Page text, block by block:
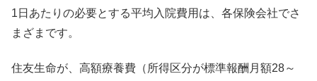
1日あたりの必要とする平均入院費用は、各保険会社でさ
まざまです。
住友生命が、高額療養費（所得区分が標準報酬月額28～